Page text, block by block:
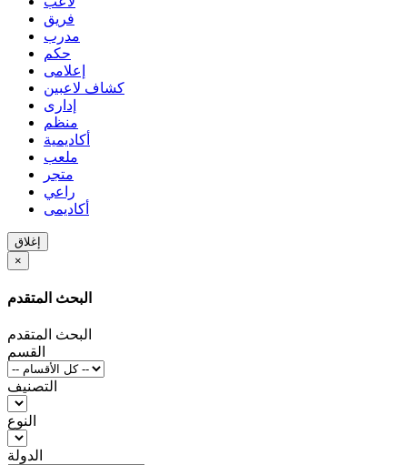
فريق
مدرب
حكم
إعلامى
كشاف لاعبين
إدارى
منظم
أكاديمية
ملعب
متجر
راعي
أكاديمى
إغلاق
×
البحث المتقدم
البحث المتقدم
القسم
التصنيف
النوع
الدولة